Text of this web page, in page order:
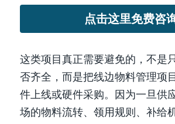
点击这里免费咨
这类项目真正需要避免的，不是
否齐全，而是把线边物料管理项
件上线或硬件采购。因为一旦供
场的物料流转、领用规则、补给